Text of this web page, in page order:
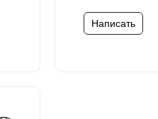
Написать